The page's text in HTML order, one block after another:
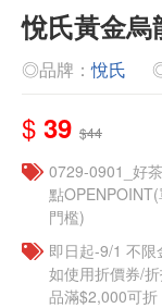
悅氏黃金烏
◎品牌：悅氏
$ 39 $44
​​0729-0901_好
點
門檻)
即日起-9/1 不
如使用折價券/
品滿$2,000可